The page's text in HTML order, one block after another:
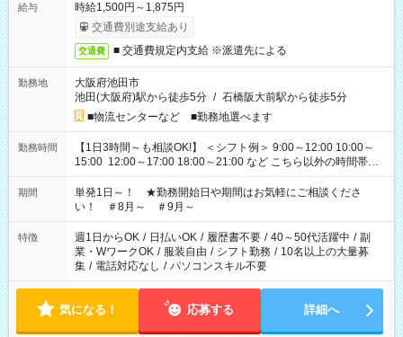
給与
時給1,500円～1,875円
交通費別途支給あり
交通費 ■ 交通費規定内支給 ※派遣先による
勤務地
大阪府池田市
池田(大阪府)駅から徒歩5分 / 石橋阪大前駅から徒歩5分
■物流センターなど ■勤務地選べます
勤務時間
【1日3時間～も相談OK!】 ＜シフト例＞ 9:00～12:00 10:00～
15:00 12:00～17:00 18:00～21:00 など こちら以外の時間帯も
お気軽にご相談ください！
期間
単発1日～！ ★勤務開始日や期間はお気軽にご相談くださ
い！ ＃8月～ ＃9月～
特徴 週1日からOK / 日払いOK / 履歴書不要 / 40～50代活躍中 / 副
業・WワークOK / 服装自由 / シフト勤務 / 10名以上の大量募
集 / 電話対応なし / パソコンスキル不要
気になる！ 応募する 詳細へ